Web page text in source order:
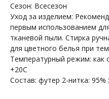
Сезон: Всесезон
Уход за изделием:
первым использованием
тканевой пыли. Стирка
для цветного белья при
Температурный режим: как
+20С
Состав: футер 2-нитка: 95%
+7 964 429-41-29
WhatsApp